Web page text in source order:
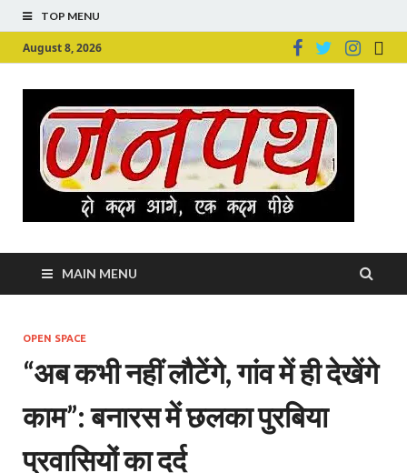
TOP MENU
August 8, 2026
MAIN MENU
OPEN SPACE
“अब कभी नहीं लौटेंगे, गांव में ही देखेंगे
काम”: बनारस में छलका पुरबिया
प्रवासियों का दर्द